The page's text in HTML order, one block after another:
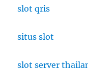
slot qris
situs slot
slot server